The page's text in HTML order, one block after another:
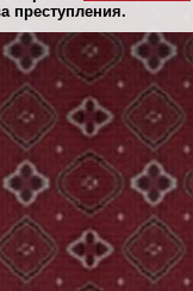
преступления.